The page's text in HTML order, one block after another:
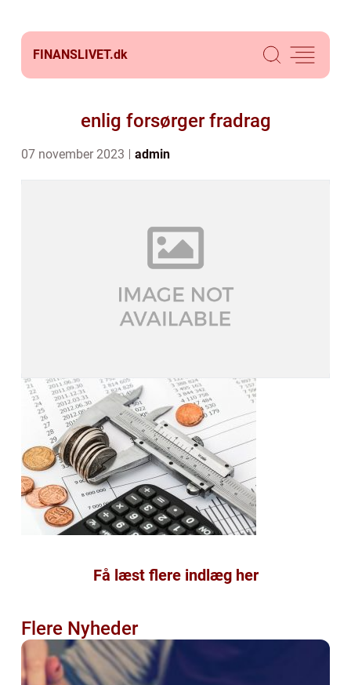
FINANSLIVET.dk
enlig forsørger fradrag
07 november 2023 admin
Få læst flere indlæg her
Flere Nyheder